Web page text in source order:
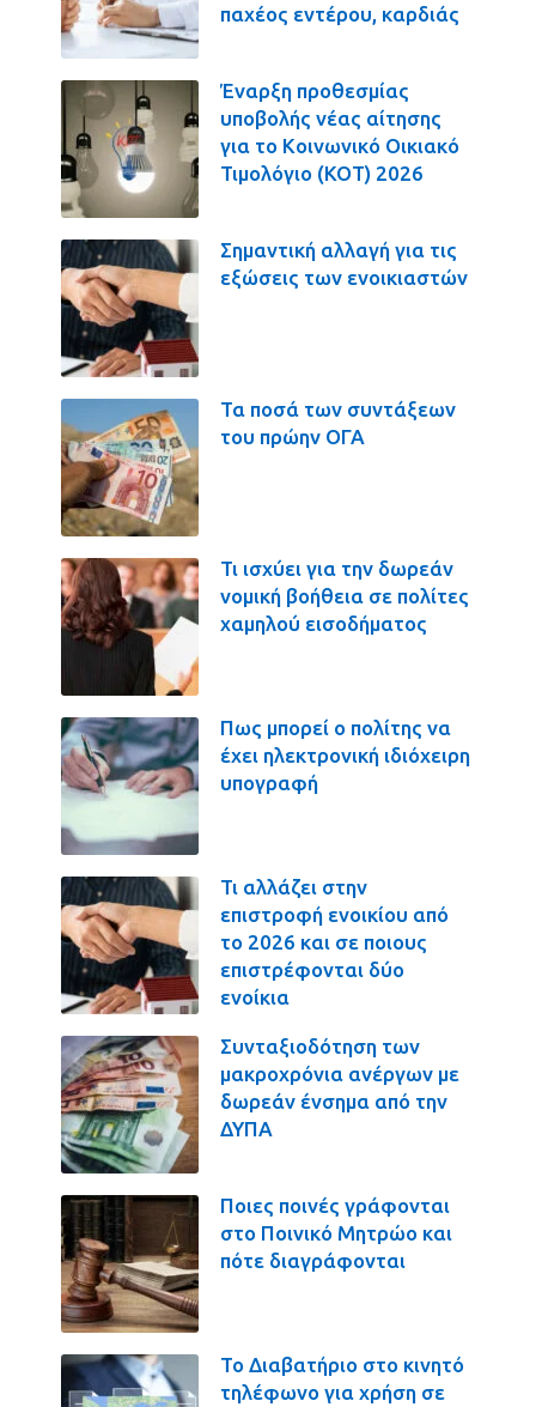
παχέος εντέρου, καρδιάς
Έναρξη προθεσμίας
υποβολής νέας αίτησης
για το Κοινωνικό Οικιακό
Τιμολόγιο (ΚΟΤ) 2026
Σημαντική αλλαγή για τις
εξώσεις των ενοικιαστών
Τα ποσά των συντάξεων
του πρώην ΟΓΑ
Τι ισχύει για την δωρεάν
νομική βοήθεια σε πολίτες
χαμηλού εισοδήματος
Πως μπορεί ο πολίτης να
έχει ηλεκτρονική ιδιόχειρη
υπογραφή
Τι αλλάζει στην
επιστροφή ενοικίου από
το 2026 και σε ποιους
επιστρέφονται δύο
ενοίκια
Συνταξιοδότηση των
μακροχρόνια ανέργων με
δωρεάν ένσημα από την
ΔΥΠΑ
Ποιες ποινές γράφονται
στο Ποινικό Μητρώο και
πότε διαγράφονται
Το Διαβατήριο στο κινητό
τηλέφωνο για χρήση σε